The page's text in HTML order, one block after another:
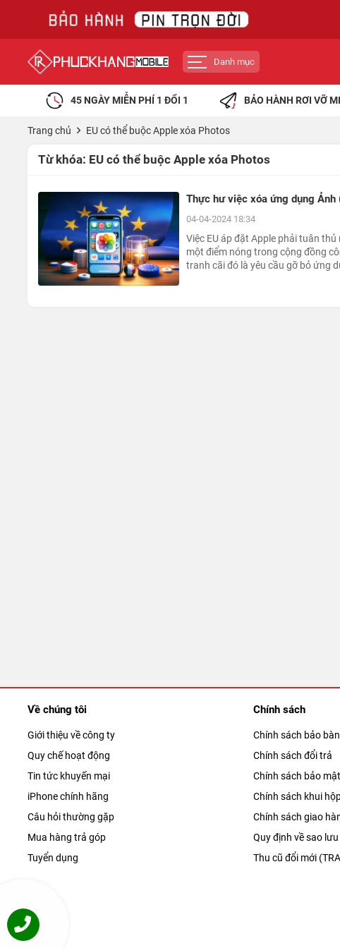
Danh mục
45 NGÀY MIỄN PHÍ 1 ĐỔI 1 BẢO HÀNH RƠI VỠ
Trang chủ EU có thể buộc Apple xóa Photos
Từ khóa: EU có thể buộc Apple xóa Photos
Thực hư việc xóa ứng dụng Ảnh
04-04-2024 18:34
Việc EU áp đặt Apple phải tuân
một điểm nóng trong cộng đồng
tranh cãi đó là yêu cầu gỡ bỏ ứng
Về chúng tôi
Giới thiệu về công ty
Quy chế hoạt động
Tin tức khuyến mại
iPhone chính hãng
Câu hỏi thường gặp
Mua hàng trả góp
Tuyển dụng
Chính sách
Chính sách bảo
Chính sách đổi trả
Chính sách bảo mật
Chính sách khui
Chính sách giao
Quy định về sao
Thu cũ đổi mới